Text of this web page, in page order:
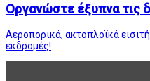
Οργανώστε έξυπνα τις
Αεροπορικά, ακτοπλοϊκά
εκδρομές!